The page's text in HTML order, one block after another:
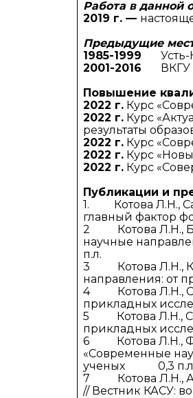
Работа в данной
2019 г. —
Предыдущие
1985-1999 Усть-
2001-2016 ВКГУ
Повышение
2022 г. Курс
2022 г. Курс
результаты
2022 г. Курс
2022 г. Курс
2022 г. Курс
Публикации и
1. Котова Л.Н.,
главный фактор
2 Котова Л.Н.,
научные
п.л.
3 Котова Л.Н.,
направления: от
4 Котова Л.Н.,
прикладных
5 Котова Л.Н.,
прикладных
6 Котова Л.Н.,
«Современные
ученых 0,3
7 Котова Л.Н.,
// Вестник КАСУ: